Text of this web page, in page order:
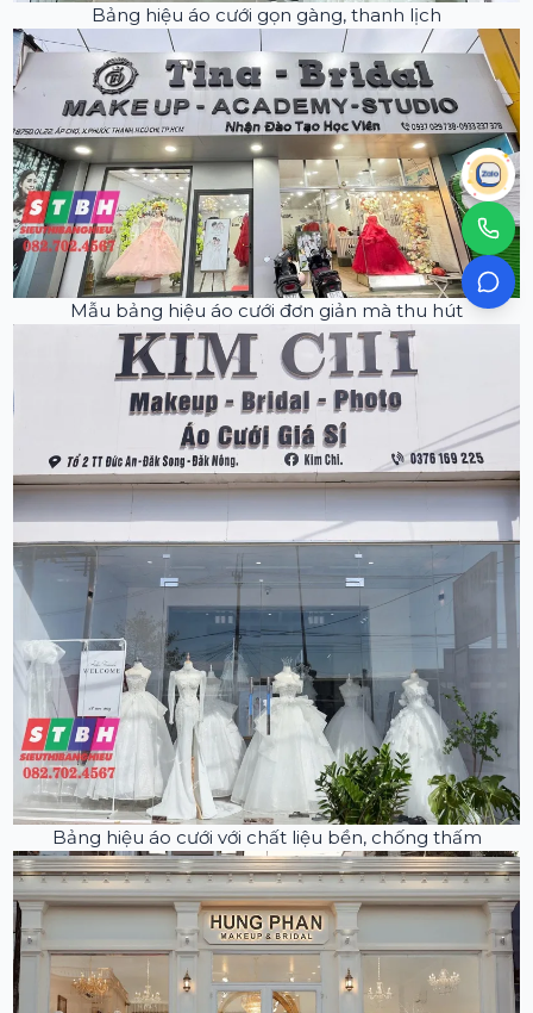
Bảng hiệu áo cưới gọn gàng, thanh lịch
Mẫu bảng hiệu áo cưới đơn giản mà thu hút
Bảng hiệu áo cưới với chất liệu bền, chống thấm